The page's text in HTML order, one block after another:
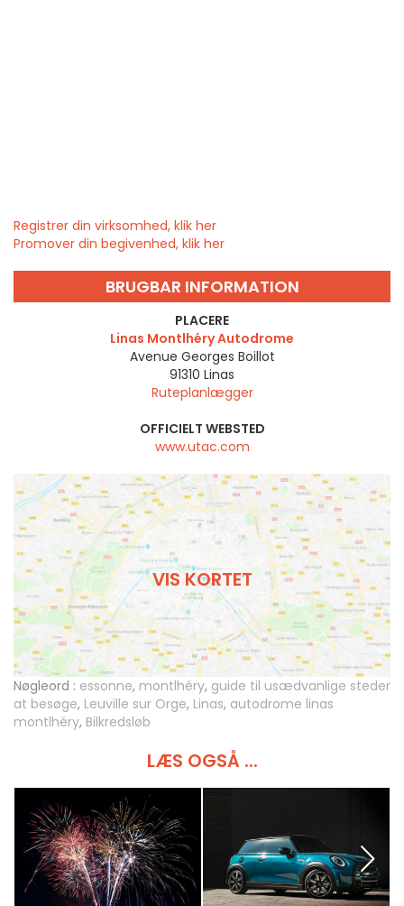
Registrer din virksomhed, klik her
Promover din begivenhed, klik her
BRUGBAR INFORMATION
PLACERE
Linas Montlhéry Autodrome
Avenue Georges Boillot
91310 Linas
Ruteplanlægger
OFFICIELT WEBSTED
www.utac.com
VIS KORTET
Nøgleord : essonne, montlhéry, guide til usædvanlige steder
at besøge, Leuville sur Orge, Linas, autodrome linas
montlhéry, Bilkredsløb
LÆS OGSÅ ...